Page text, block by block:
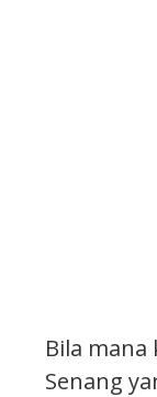
Bila
Senang